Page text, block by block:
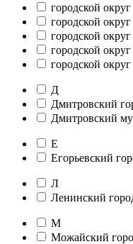
городской
городской
городской
городской
городской
Д
Дмитровский
Дмитровский
Е
Егорьевский
Л
Ленинский
М
Можайский